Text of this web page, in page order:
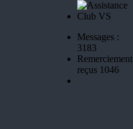
Messages :
3183
reçus 1046